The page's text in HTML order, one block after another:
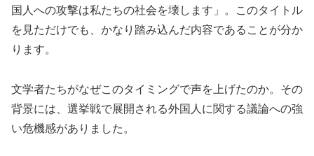
国人への攻撃は私たちの社会を壊します」。このタイトル
を見ただけでも、かなり踏み込んだ内容であることが分か
ります。
文学者たちがなぜこのタイミングで声を上げたのか。その
背景には、選挙戦で展開される外国人に関する議論への強
い危機感がありました。